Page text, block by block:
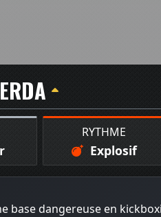
RYTHME
Explosif
base dangereuse en